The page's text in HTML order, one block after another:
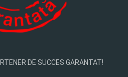
DE SUCCES GARANTAT!